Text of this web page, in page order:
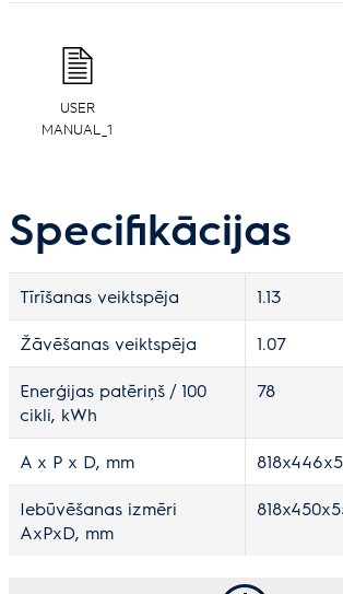
USER
MANUAL_1
Specifikācijas
Tīrīšanas veiktspēja 1.13
Žāvēšanas veiktspēja 1.07
Enerģijas patēriņš / 100
cikli, kWh
78
A x P x D, mm
Iebūvēšanas izmēri
AxPxD, mm